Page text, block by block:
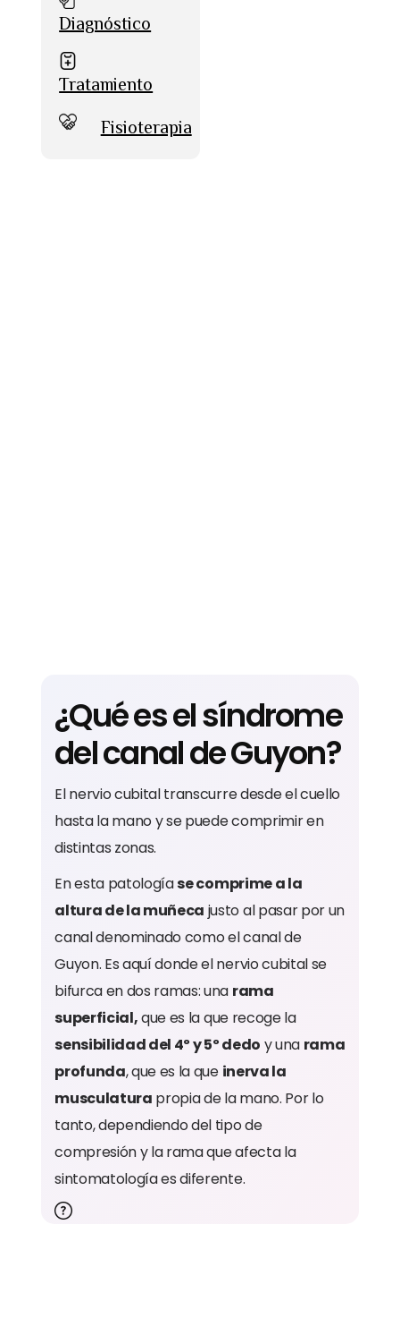
Diagnóstico
Tratamiento
Fisioterapia
¿Qué es el síndrome
del canal de Guyon?
El nervio cubital transcurre desde el cuello
hasta la mano y se puede comprimir en
distintas zonas.
En esta patologíase comprime a la
altura de la muñeca justo al pasar por un
canal denominado como el canal de
Guyon. Es aquí donde el nervio cubital se
bifurca en dos ramas: una rama
superficial,que es la que recoge la
sensibilidad del 4º y 5º dedo y una rama
profunda, que es la que inerva la
musculatura propia de la mano. Por lo
tanto, dependiendo del tipo de
compresión y la rama que afecta la
sintomatología es diferente.